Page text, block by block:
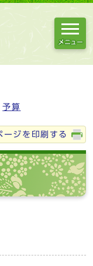
メニュー
予算
ージを印刷する